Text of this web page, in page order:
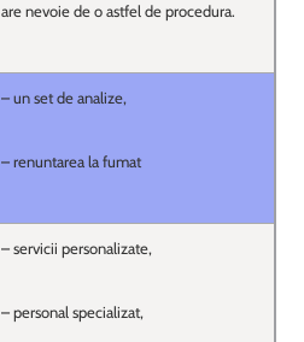
are nevoie de o astfel de procedura.
– un set de analize,
– renuntarea la fumat
– servicii personalizate,
– personal specializat,